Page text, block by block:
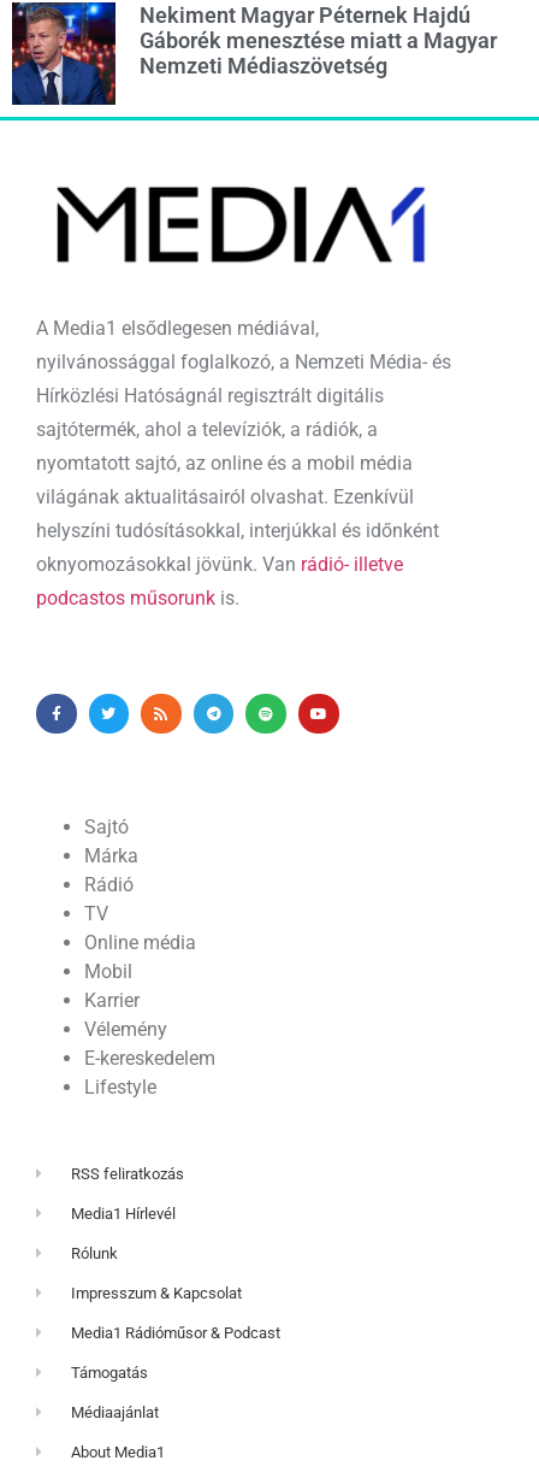
Nekiment Magyar Péternek Hajdú
Gáborék menesztése miatt a Magyar
Nemzeti Médiaszövetség
A Media1 elsődlegesen médiával,
nyilvánossággal foglalkozó, a Nemzeti Média- és
Hírközlési Hatóságnál regisztrált digitális
sajtótermék, ahol a televíziók, a rádiók, a
nyomtatott sajtó, az online és a mobil média
világának aktualitásairól olvashat. Ezenkívül
helyszíni tudósításokkal, interjúkkal és időnként
oknyomozásokkal jövünk. Van rádió- illetve
podcastos műsorunk is.
Sajtó
Márka
Rádió
TV
Online média
Mobil
Karrier
Vélemény
E-kereskedelem
Lifestyle
RSS feliratkozás
Media1 Hírlevél
Rólunk
Impresszum & Kapcsolat
Media1 Rádióműsor & Podcast
Támogatás
Médiaajánlat
About Media1